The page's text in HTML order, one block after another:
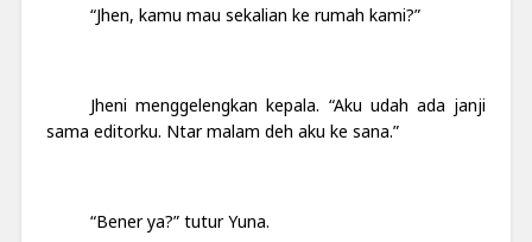
“Jhen, kamu mau sekalian ke rumah kami?”
Jheni menggelengkan kepala. “Aku udah ada janji
sama editorku. Ntar malam deh aku ke sana.”
“Bener ya?” tutur Yuna.